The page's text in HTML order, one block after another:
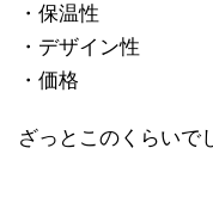
・保温性
・デザイン性
・価格
ざっとこのくらいで